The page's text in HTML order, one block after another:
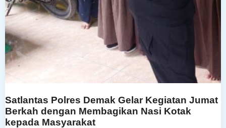
Satlantas Polres Demak Gelar Kegiatan Jumat
Berkah dengan Membagikan Nasi Kotak
kepada Masyarakat